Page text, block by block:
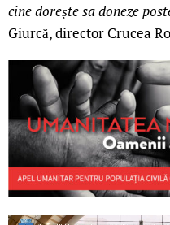
cine dorește sa doneze
Giurcă, director Crucea